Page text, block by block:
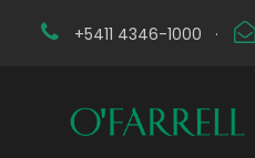
+5411 4346-1000 ·